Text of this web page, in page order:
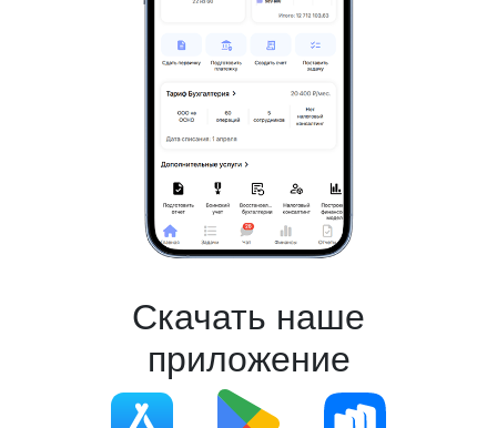
Скачать наше
приложение